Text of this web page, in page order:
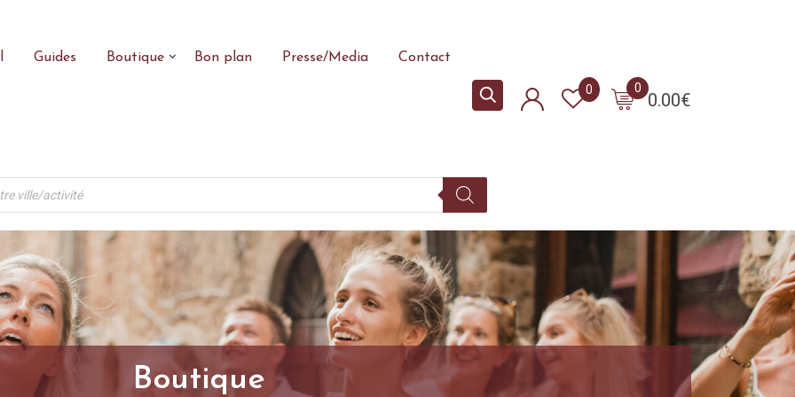
Guides Boutique Bon plan Presse/Media Contact
0.00€
0
0
Boutique